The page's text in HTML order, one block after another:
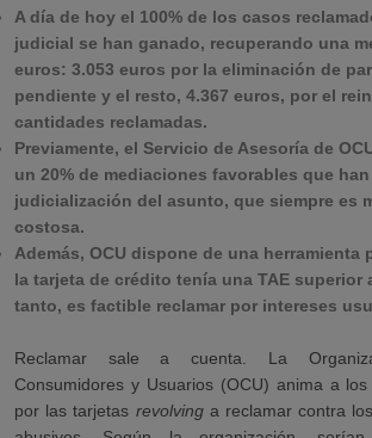
A día de hoy el 100% de los casos
judicial se han ganado, recuperando una
euros: 3.053 euros por la eliminación de
pendiente y el resto, 4.367 euros, por el
cantidades reclamadas.
Previamente, el Servicio de Asesoría de
un 20% de mediaciones favorables que
judicialización del asunto, que siempre es
costosa.
Además, OCU dispone de una herramienta
la tarjeta de crédito tenía una TAE superior
tanto, es factible reclamar por intereses
Reclamar sale a cuenta. La
Consumidores y Usuarios (OCU) anima a los
por las tarjetas revolvinga reclamar contra